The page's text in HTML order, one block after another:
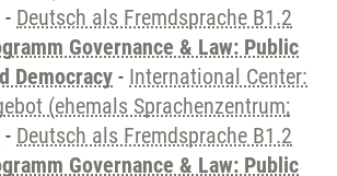
- Deutsch als Fremdsprache B1.2
Governance & Law: Public
Democracy - International Center:
(ehemals Sprachenzentrum;
- Deutsch als Fremdsprache B1.2
Governance & Law: Public